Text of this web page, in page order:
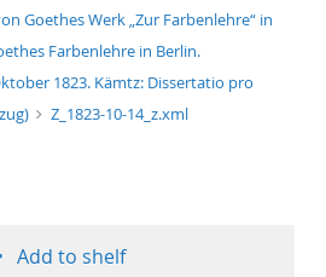
Goethes Werk „Zur Farbenlehre“ in
Farbenlehre in Berlin.
1823. Kämtz: Dissertatio pro
Z_1823-10-14_z.xml
Add to shelf